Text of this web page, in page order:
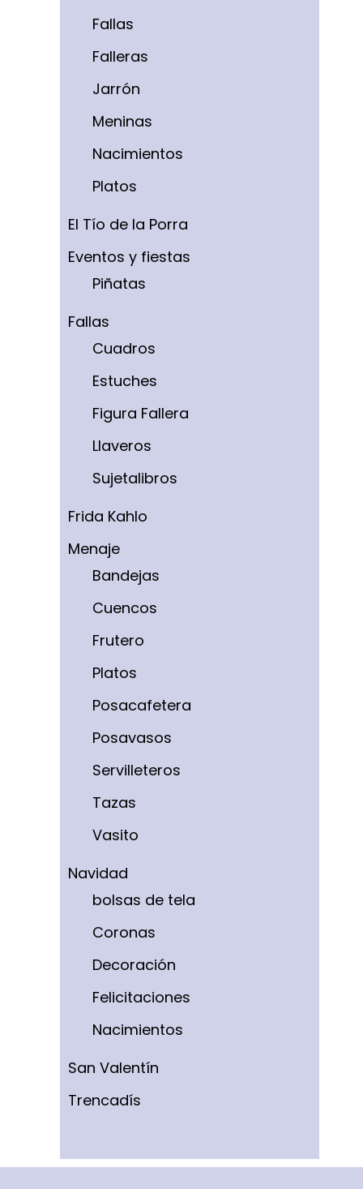
Fallas
Falleras
Jarrón
Meninas
Nacimientos
Platos
El Tío de la Porra
Eventos y fiestas
Piñatas
Fallas
Cuadros
Estuches
Figura Fallera
Llaveros
Sujetalibros
Frida Kahlo
Menaje
Bandejas
Cuencos
Frutero
Platos
Posacafetera
Posavasos
Servilleteros
Tazas
Vasito
Navidad
bolsas de tela
Coronas
Decoración
Felicitaciones
Nacimientos
San Valentín
Trencadís